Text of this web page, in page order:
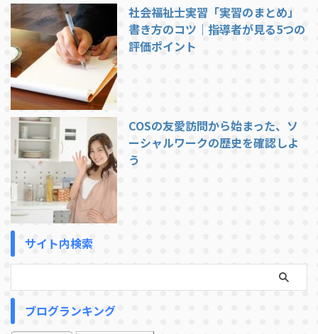
社会福祉士実習「実習のまとめ」
書き方のコツ｜指導者が見る5つの
評価ポイント
COSの友愛訪問から始まった、ソ
ーシャルワークの歴史を確認しよ
う
サイト内検索
ブログランキング